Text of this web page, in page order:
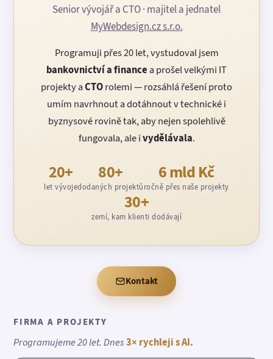
Senior vývojář a CTO · majitel a jednatel
MyWebdesign.cz s.r.o.
Programuji přes 20 let, vystudoval jsem
bankovnictví a finance a prošel velkými IT
projekty aCTOrolemi — rozsáhlá řešení proto
umím navrhnout a dotáhnout v technické i
byznysové rovině tak, aby nejen spolehlivě
fungovala, ale ivydělávala.
20+
let vývoje
80+
dodaných projektů
6 mld Kč
ročně přes naše projekty
30+
zemí, kam klienti dodávají
Kontakt
FIRMA A PROJEKTY
Programujeme 20 let. Dnes3× rychleji s AI.